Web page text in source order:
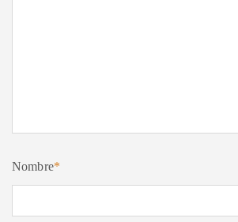
Nombre*